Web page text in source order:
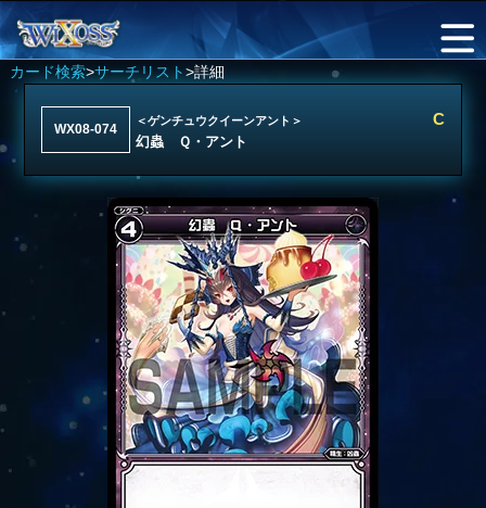
カード検索>サーチリスト>詳細
WX08-074
＜ゲンチュウクイーンアント＞
幻蟲 Ｑ・アント
C